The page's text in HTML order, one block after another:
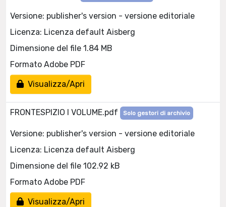
Versione: publisher's version - versione editoriale
Licenza: Licenza default Aisberg
Dimensione del file 1.84 MB
Formato Adobe PDF
Visualizza/Apri
FRONTESPIZIO I VOLUME.pdf Solo gestori di archivio
Versione: publisher's version - versione editoriale
Licenza: Licenza default Aisberg
Dimensione del file 102.92 kB
Formato Adobe PDF
Visualizza/Apri